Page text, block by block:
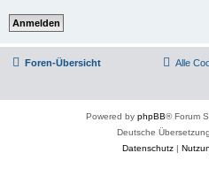
Foren-Übersicht Alle
Powered by phpBB® Forum
Deutsche
Datenschutz|